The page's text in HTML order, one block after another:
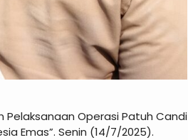
Operasi Patuh Candi
Emas”. Senin (14/7/2025).